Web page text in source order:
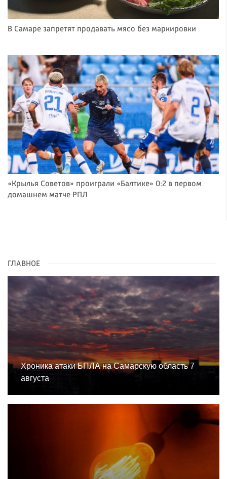
В Самаре запретят продавать мясо без маркировки
«Крылья Советов» проиграли «Балтике» 0:2 в первом
домашнем матче РПЛ
ГЛАВНОЕ
Хроника атаки БПЛА на Самарскую область 7
августа